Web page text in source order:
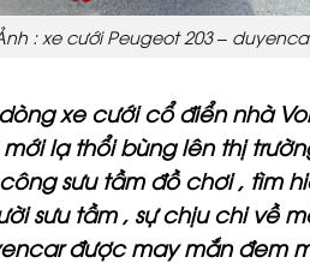
: xe cưới Peugeot 203 –
xe cưới cổ điển nhà
lạ thổi bùng lên thị
sưu tầm đồ chơi , tìm
sưu tầm , sự chịu chi về
được may mắn đem